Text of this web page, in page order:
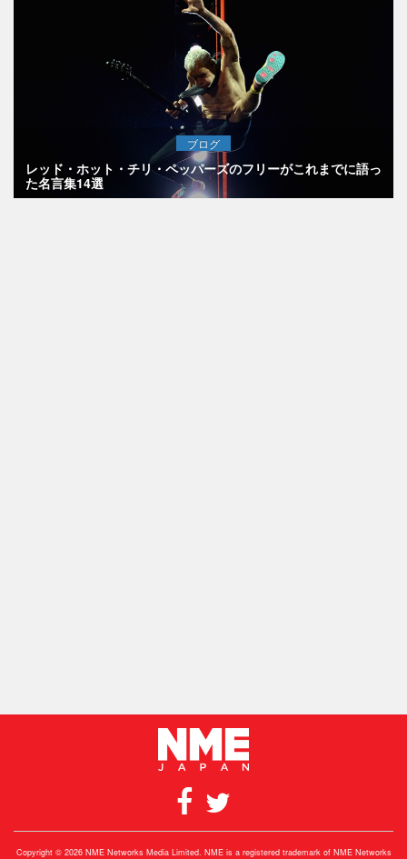
ブログ
レッド・ホット・チリ・ペッパーズのフリーがこれまでに語っ
た名言集14選
Copyright © 2026 NME Networks Media Limited. NME is a registered trademark of NME Networks